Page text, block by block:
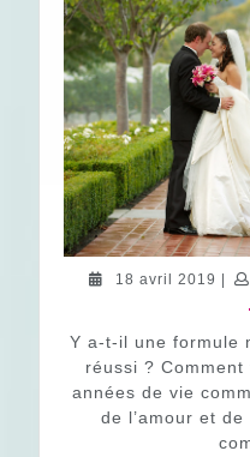
18 avril 2019 18
Y a-t-il une formule
réussi ?
années de vie
de l’amour et